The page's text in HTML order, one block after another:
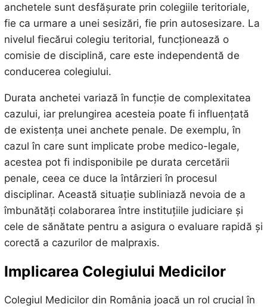
anchetele sunt desfășurate prin colegiile teritoriale,
fie ca urmare a unei sesizări, fie prin autosesizare. La
nivelul fiecărui colegiu teritorial, funcționează o
comisie de disciplină, care este independentă de
conducerea colegiului.
Durata anchetei variază în funcție de complexitatea
cazului, iar prelungirea acesteia poate fi influențată
de existența unei anchete penale. De exemplu, în
cazul în care sunt implicate probe medico-legale,
acestea pot fi indisponibile pe durata cercetării
penale, ceea ce duce la întârzieri în procesul
disciplinar. Această situație subliniază nevoia de a
îmbunătăți colaborarea între instituțiile judiciare și
cele de sănătate pentru a asigura o evaluare rapidă și
corectă a cazurilor de malpraxis.
Implicarea Colegiului Medicilor
Colegiul Medicilor din România joacă un rol crucial în